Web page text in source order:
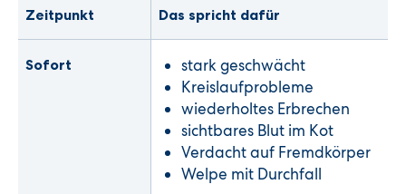
Zeitpunkt Das spricht dafür
Sofort
stark geschwächt
Kreislaufprobleme
wiederholtes Erbrechen
sichtbares Blut im Kot
Verdacht auf Fremdkörper
Welpe mit Durchfall